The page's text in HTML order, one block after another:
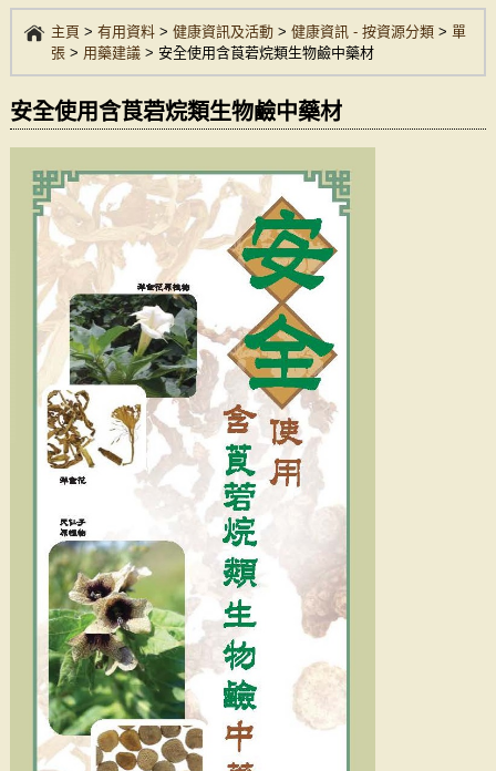
主頁 > 有用資料> 健康資訊及活動> 健康資訊 - 按資源分類> 單
張> 用藥建議> 安全使用含莨菪烷類生物鹼中藥材
安全使用含莨菪烷類生物鹼中藥材